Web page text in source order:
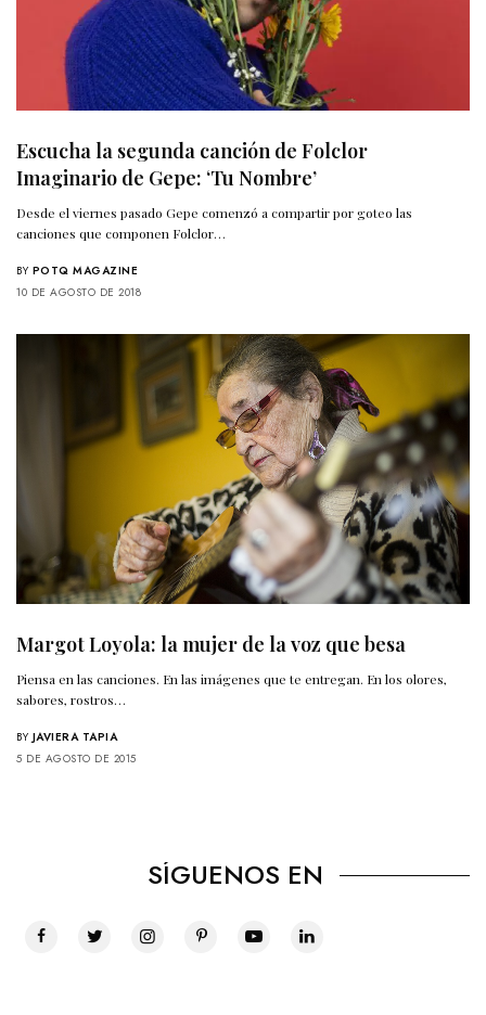
Escucha la segunda canción de Folclor
Imaginario de Gepe: ‘Tu Nombre’
Desde el viernes pasado Gepe comenzó a compartir por goteo las
canciones que componen Folclor…
BY POTQ MAGAZINE
10 DE AGOSTO DE 2018
Margot Loyola: la mujer de la voz que besa
Piensa en las canciones. En las imágenes que te entregan. En los olores,
sabores, rostros…
BY JAVIERA TAPIA
5 DE AGOSTO DE 2015
SÍGUENOS EN